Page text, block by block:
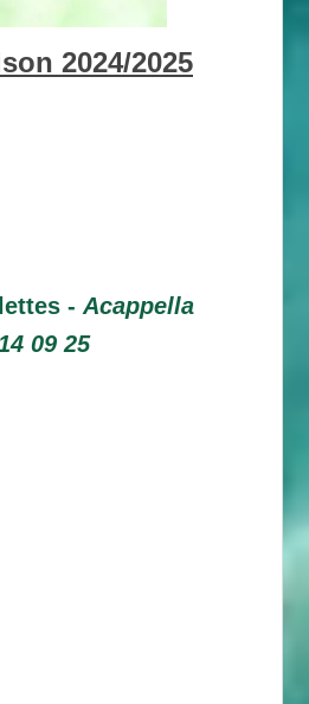
2024/2025
- Acappella
09 25